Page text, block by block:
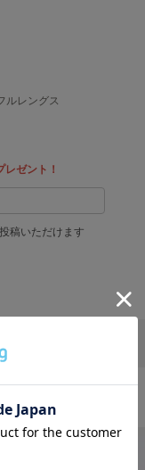
ルレングス
ゼント！
稿いただけます